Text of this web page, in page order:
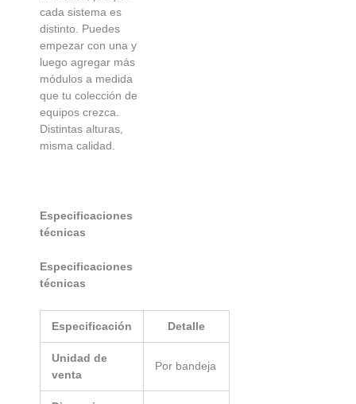
cada sistema es
distinto. Puedes
empezar con una y
luego agregar más
módulos a medida
que tu colección de
equipos crezca.
Distintas alturas,
misma calidad.
Especificaciones
técnicas
Especificaciones
técnicas
Especificación Detalle
Unidad de
venta
Por bandeja